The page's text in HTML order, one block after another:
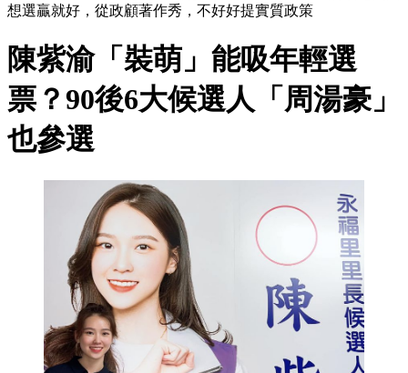
想選贏就好，從政顧著作秀，不好好提實質政策
陳紫渝「裝萌」能吸年輕選
票？90後6大候選人「周湯豪」
也參選